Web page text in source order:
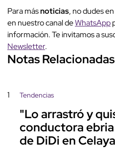
Para másnoticias, no dudes
en nuestro canal deWhatsApp
información. Te invitamos a
Newsletter.
Notas Relacionadas
1 Tendencias
"Lo arrastró y
conductora
de DiDi en Celaya